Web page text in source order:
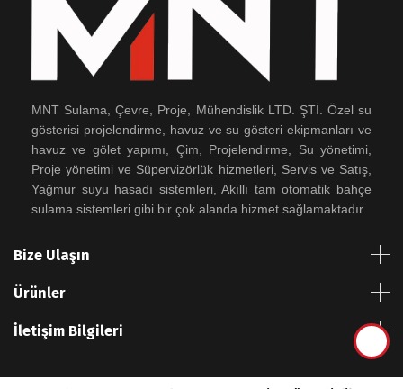
MNT Sulama, Çevre, Proje, Mühendislik LTD. ŞTİ. Özel su
gösterisi projelendirme, havuz ve su gösteri ekipmanları ve
havuz ve gölet yapımı, Çim, Projelendirme, Su yönetimi,
Proje yönetimi ve Süpervizörlük hizmetleri, Servis ve Satış,
Yağmur suyu hasadı sistemleri, Akıllı tam otomatik bahçe
sulama sistemleri gibi bir çok alanda hizmet sağlamaktadır.
Bize Ulaşın
Ürünler
İletişim Bilgileri